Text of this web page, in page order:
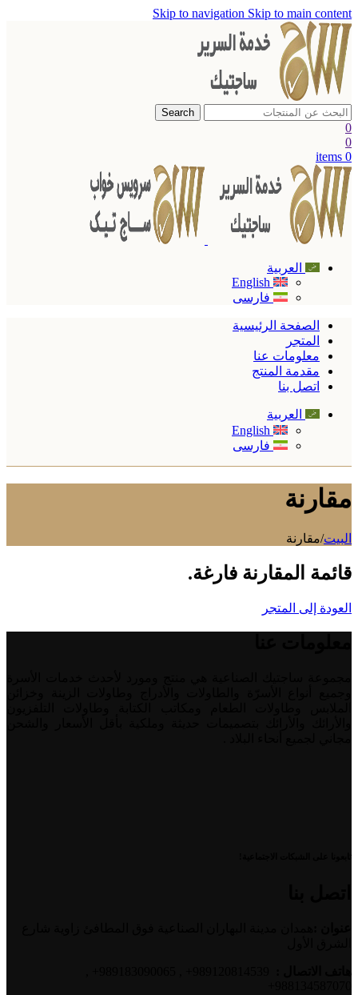
Skip to navigation Skip to main content
Search
0
0
0
items
العربية
English
فارسی
الصفحة الرئيسية
المتجر
معلومات عنا
مقدمة المنتج
اتصل بنا
العربية
English
فارسی
مقارنة
البیت/مقارنة
قائمة المقارنة فارغة.
العودة إلى المتجر